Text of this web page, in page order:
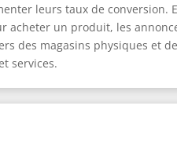
leurs taux de conversion.
un produit, les
des magasins physiques et
services.